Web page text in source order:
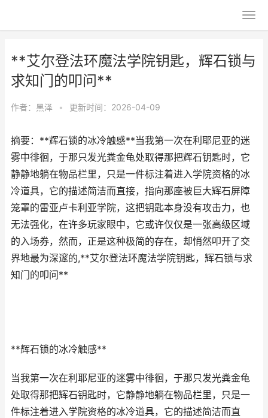
**艾尔登法环魔法学院钥匙，辉石锁与
求知门的叩问**
作者： 黑泽 • 更新时间：2026-04-09
摘要：**辉石锁的冰冷触感**当我第一次在利耶尼亚的迷
雾中徘徊，于那只发光粪金龟处取得那把辉石钥匙时，它
静静地躺在物品栏里，只是一件标注着进入学院资格的冰
冷道具，它的描述简洁而直接，指向那座被巨大辉石屏障
笼罩的雷亚卢卡利亚学院，这把钥匙本身没有攻击力，也
无法强化，在许多玩家眼中，它或许仅仅是一张高级区域
的入场券，然而，正是这种极简的存在，却悄然叩开了交
界地最为深邃的,**艾尔登法环魔法学院钥匙，辉石锁与求
知门的叩问**
**辉石锁的冰冷触感**
当我第一次在利耶尼亚的迷雾中徘徊，于那只发光粪金龟
处取得那把辉石钥匙时，它静静地躺在物品栏里，只是一
件标注着进入学院资格的冰冷道具，它的描述简洁而直